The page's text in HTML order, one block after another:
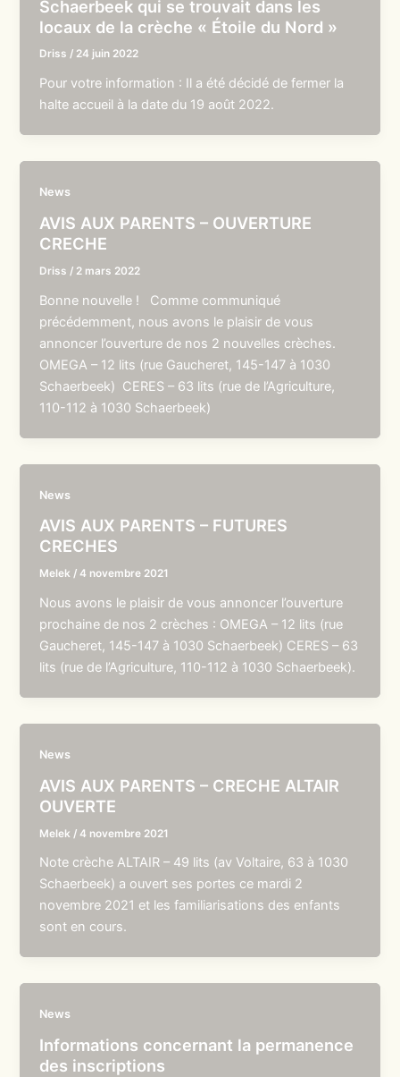
Schaerbeek qui se trouvait dans les
locaux de la crèche « Étoile du Nord »
Driss / 24 juin 2022
Pour votre information : Il a été décidé de fermer la
halte accueil à la date du 19 août 2022.
News
AVIS AUX PARENTS – OUVERTURE
CRECHE
Driss / 2 mars 2022
Bonne nouvelle ! Comme communiqué
précédemment, nous avons le plaisir de vous
annoncer l’ouverture de nos 2 nouvelles crèches.
OMEGA – 12 lits (rue Gaucheret, 145-147 à 1030
Schaerbeek) CERES – 63 lits (rue de l’Agriculture,
110-112 à 1030 Schaerbeek)
News
AVIS AUX PARENTS – FUTURES
CRECHES
Melek /4 novembre 2021
Nous avons le plaisir de vous annoncer l’ouverture
prochaine de nos 2 crèches : OMEGA – 12 lits (rue
Gaucheret, 145-147 à 1030 Schaerbeek) CERES – 63
lits (rue de l’Agriculture, 110-112 à 1030 Schaerbeek).
News
AVIS AUX PARENTS – CRECHE ALTAIR
OUVERTE
Melek /4 novembre 2021
Note crèche ALTAIR – 49 lits (av Voltaire, 63 à 1030
Schaerbeek) a ouvert ses portes ce mardi 2
novembre 2021 et les familiarisations des enfants
sont en cours.
News
Informations concernant la permanence
des inscriptions